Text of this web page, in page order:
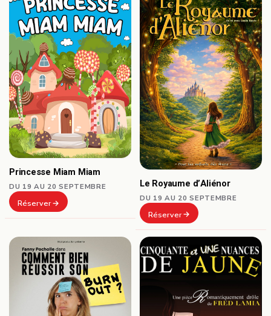
Princesse Miam Miam
DU 19 AU 20 SEPTEMBRE
Réserver
Le Royaume d’Aliénor
DU 19 AU 20 SEPTEMBRE
Réserver